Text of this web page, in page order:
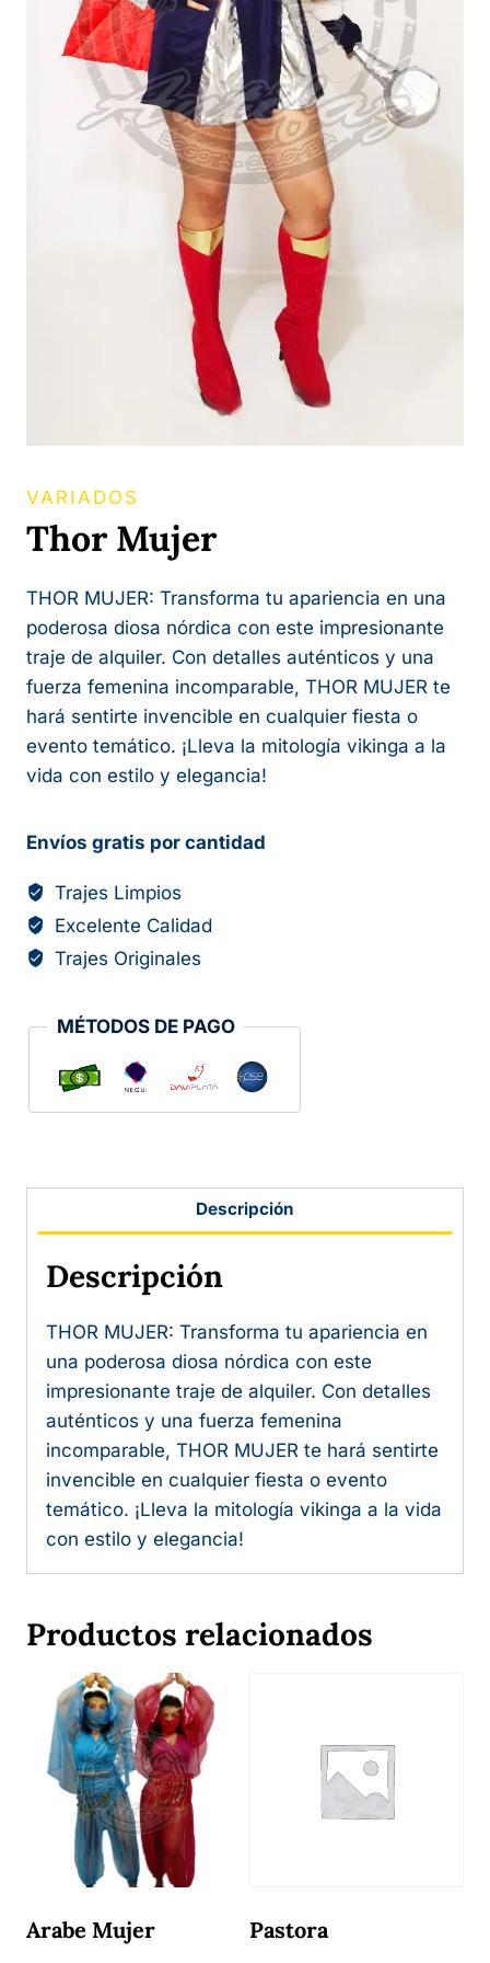
VARIADOS
Thor Mujer
THOR MUJER: Transforma tu apariencia en una
poderosa diosa nórdica con este impresionante
traje de alquiler. Con detalles auténticos y una
fuerza femenina incomparable, THOR MUJER te
hará sentirte invencible en cualquier fiesta o
evento temático. ¡Lleva la mitología vikinga a la
vida con estilo y elegancia!
Envíos gratis por cantidad
Trajes Limpios
Excelente Calidad
Trajes Originales
MÉTODOS DE PAGO
Descripción
Descripción
THOR MUJER: Transforma tu apariencia en
una poderosa diosa nórdica con este
impresionante traje de alquiler. Con detalles
auténticos y una fuerza femenina
incomparable, THOR MUJER te hará sentirte
invencible en cualquier fiesta o evento
temático. ¡Lleva la mitología vikinga a la vida
con estilo y elegancia!
Productos relacionados
Arabe Mujer Pastora